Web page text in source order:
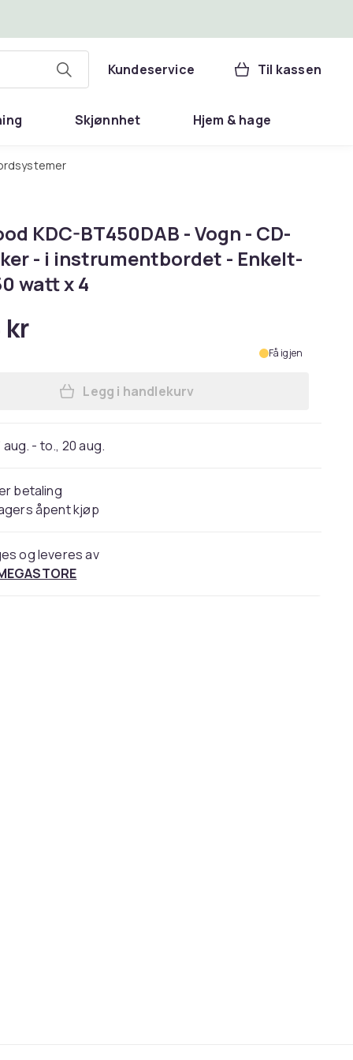
Kundeservice Til kassen
Skjønnhet Hjem & hage
KDC-BT450DAB - Vogn - CD-
- i instrumentbordet - Enkelt-
watt x 4
kr
Få igjen
Legg Kenwood KDC-BT450DAB -
Legg i handlekurv
aug. - to., 20 aug.
betaling
åpent kjøp
og leveres av